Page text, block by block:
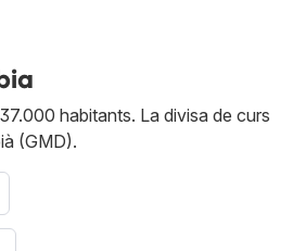
habitants. La divisa de curs
(GMD).